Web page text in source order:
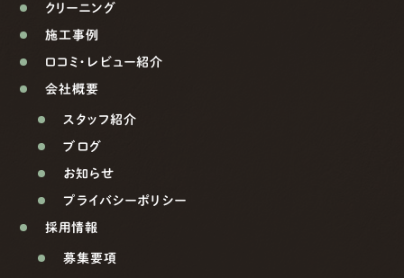
クリーニング
施工事例
口コミ・レビュー紹介
会社概要
スタッフ紹介
ブログ
お知らせ
プライバシーポリシー
採用情報
募集要項